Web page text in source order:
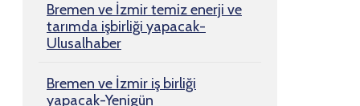
Bremen ve İzmir temiz enerji ve
tarımda işbirliği yapacak-
Ulusalhaber
Bremen ve İzmir iş birliği
yapacak-Yenigün